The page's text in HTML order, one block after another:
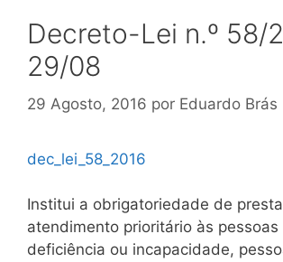
Decreto-Lei n.º 58/
29/08
29 Agosto, 2016 por Eduardo Brás
dec_lei_58_2016
Institui a obrigatoriedade de
atendimento prioritário às pessoas
deficiência ou incapacidade,